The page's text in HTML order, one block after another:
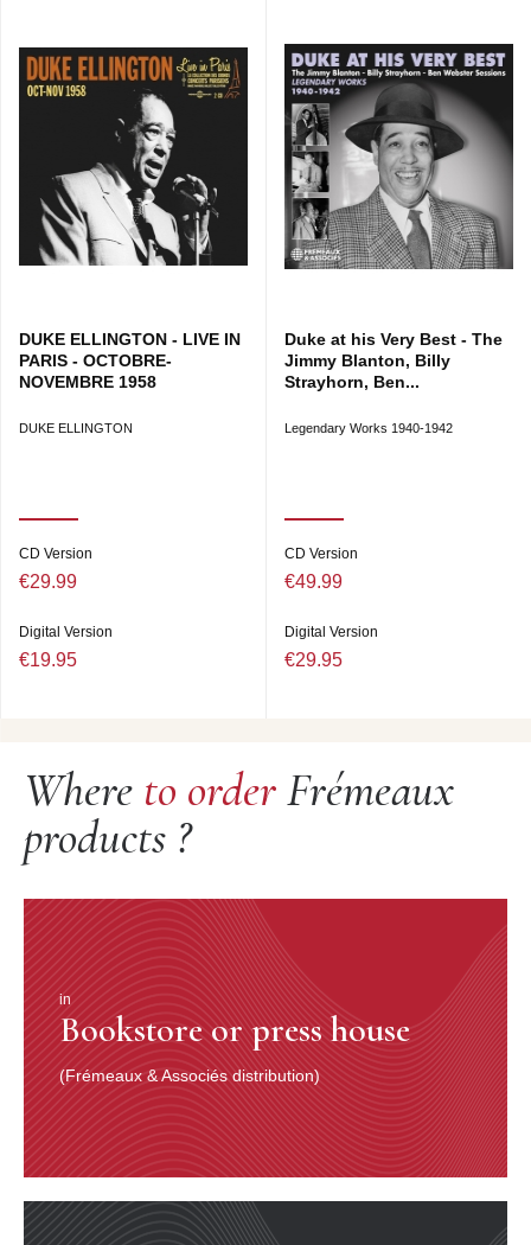
DUKE ELLINGTON - LIVE IN
PARIS - OCTOBRE-
NOVEMBRE 1958
DUKE ELLINGTON
CD Version
€29.99
Digital Version
€19.95
Duke at his Very Best - The
Jimmy Blanton, Billy
Strayhorn, Ben...
Legendary Works 1940-1942
CD Version
€49.99
Digital Version
€29.95
Where to orderFrémeaux
products ?
in
Bookstore or press house
(Frémeaux & Associés distribution)